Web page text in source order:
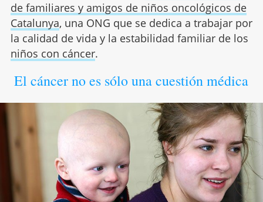
de familiares y amigos de niños oncológicos de
Catalunya, una ONG que se dedica a trabajar por
la calidad de vida y la estabilidad familiar de los
niños con cáncer.
El cáncer no es sólo una cuestión médica